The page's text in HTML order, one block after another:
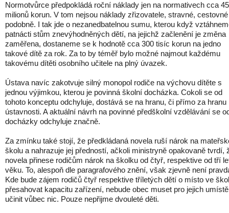
Normotvůrce předpokládá roční náklady jen na normativech cca
milionů korun. V tom nejsou náklady zřizovatele, stravné,
podobně. I tak jde o nezanedbatelnou sumu, kterou když
patnácti stům znevýhodněných dětí, na jejichž začlenění je změna
zaměřena, dostaneme se k hodnotě cca 300 tisíc korun na jedno
takové dítě za rok. Za to by téměř bylo možné najmout každému
takovému dítěti osobního učitele na plný úvazek.
Ústava navíc zakotvuje silný monopol rodiče na výchovu dítěte s
jednou výjimkou, kterou je povinná školní docházka. Cokoli se od
tohoto konceptu odchyluje, dostává se na hranu, či přímo za hranu
ústavnosti. A aktuální návrh na povinné předškolní vzdělávání se
docházky odchyluje značně.
Za zmínku také stojí, že předkládaná novela ruší nárok na
školu a nahrazuje jej předností, ačkoli ministryně opakovaně tvrdí,
novela přinese rodičům nárok na školku od čtyř, respektive od tří
věku. To, alespoň dle paragrafového znění, však zjevně není
Kde bude zájem rodičů čtyř respektive tříletých dětí o místo ve
přesahovat kapacitu zařízení, nebude obec muset pro jejich
učinit vůbec nic. Pouze nepřijme dvouleté děti.